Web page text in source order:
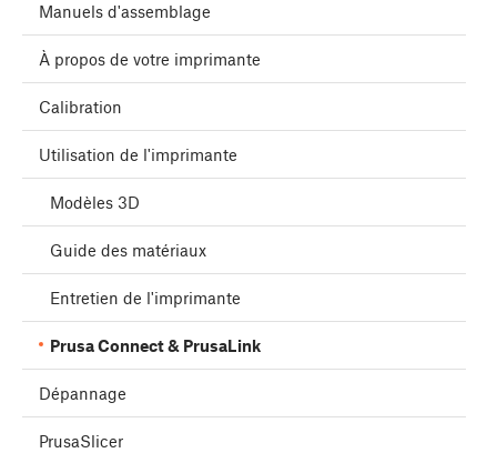
Manuels d'assemblage
À propos de votre imprimante
Calibration
Utilisation de l'imprimante
Modèles 3D
Guide des matériaux
Entretien de l'imprimante
Prusa Connect & PrusaLink
Dépannage
PrusaSlicer